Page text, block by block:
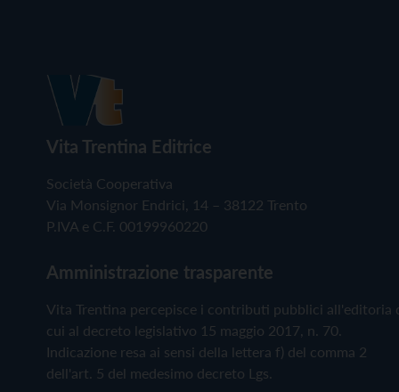
Vita Trentina Editrice
Società Cooperativa
Via Monsignor Endrici, 14 – 38122 Trento
P.IVA e C.F. 00199960220
Amministrazione trasparente
Vita Trentina percepisce i contributi pubblici all'editoria
cui al decreto legislativo 15 maggio 2017, n. 70.
Indicazione resa ai sensi della lettera f) del comma 2
dell'art. 5 del medesimo decreto Lgs.